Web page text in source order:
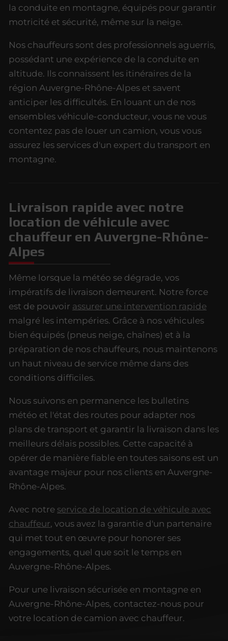
la conduite en montagne, équipés pour garantir
motricité et sécurité, même sur la neige.
Nos chauffeurs sont des professionnels aguerris,
possédant une expérience de la conduite en
altitude. Ils connaissent les itinéraires de la
région Auvergne-Rhône-Alpes et savent
anticiper les difficultés. En louant un de nos
ensembles véhicule-conducteur, vous ne vous
contentez pas de louer un camion, vous vous
assurez les services d'un expert du transport en
montagne.
Livraison rapide avec notre
location de véhicule avec
chauffeur en Auvergne-Rhône-
Alpes
Même lorsque la météo se dégrade, vos
impératifs de livraison demeurent. Notre force
est de pouvoir assurer une intervention rapide
malgré les intempéries. Grâce à nos véhicules
bien équipés (pneus neige, chaînes) et à la
préparation de nos chauffeurs, nous maintenons
un haut niveau de service même dans des
conditions difficiles.
Nous suivons en permanence les bulletins
météo et l'état des routes pour adapter nos
plans de transport et garantir la livraison dans les
meilleurs délais possibles. Cette capacité à
opérer de manière fiable en toutes saisons est un
avantage majeur pour nos clients en Auvergne-
Rhône-Alpes.
Avec notre service de location de véhicule avec
chauffeur, vous avez la garantie d'un partenaire
qui met tout en œuvre pour honorer ses
engagements, quel que soit le temps en
Auvergne-Rhône-Alpes.
Pour une livraison sécurisée en montagne en
Auvergne-Rhône-Alpes, contactez-nous pour
votre location de camion avec chauffeur.